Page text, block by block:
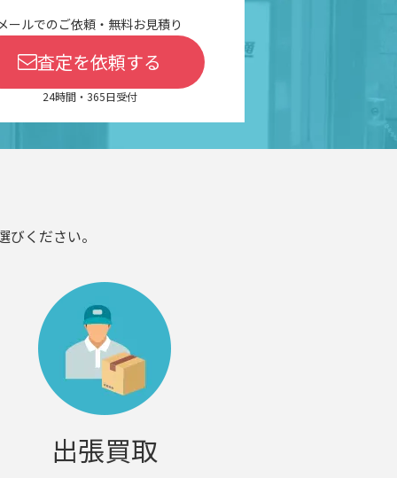
ールでのご依頼・無料お見積り
査定を依頼する
24時間・365日受付
ください。
出張買取